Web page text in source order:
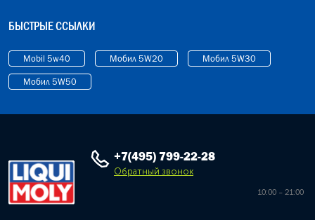
МОТО МАСЛА
ВСЕ БРЕНДЫ
БЫСТРЫЕ ССЫЛКИ
Mobil 5w40 Мобил 5W20 Мобил 5W30
Мобил 5W50
+7(495) 799-22-28
Обратный звонок
10:00 – 21:00